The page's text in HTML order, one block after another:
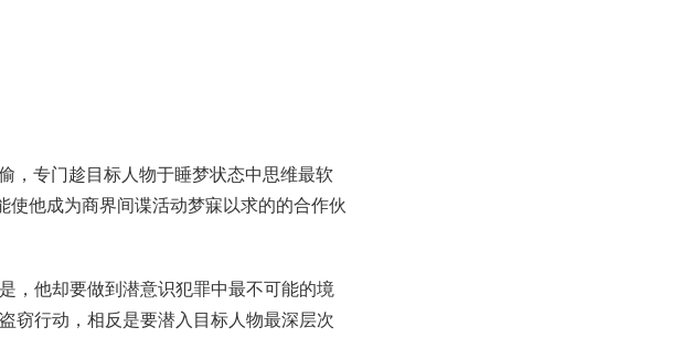
，专门趁目标人物于睡梦状态中思维最软
他成为商界间谍活动梦寐以求的的合作伙
，他却要做到潜意识犯罪中最不可能的境
窃行动，相反是要潜入目标人物最深层次